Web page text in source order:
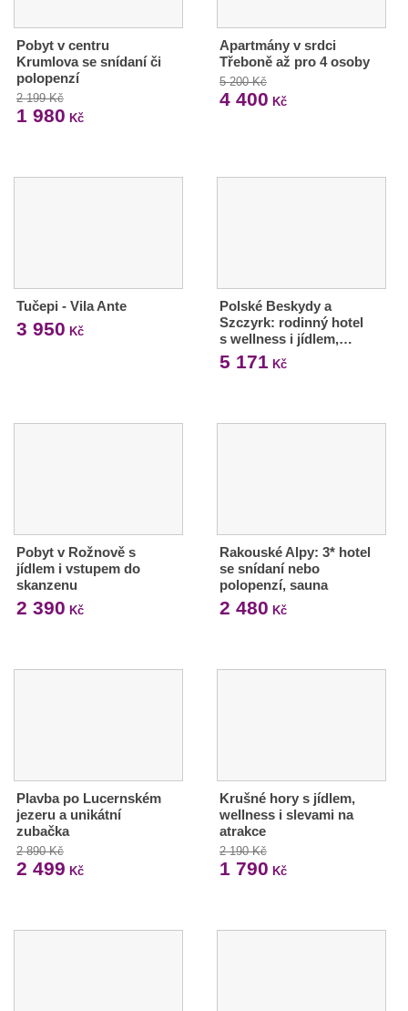
Pobyt v centru
Krumlova se snídaní či
polopenzí
2 199 Kč
1 980 Kč
Apartmány v srdci
Třeboně až pro 4 osoby
5 200 Kč
4 400 Kč
Tučepi - Vila Ante
3 950 Kč
Polské Beskydy a
Szczyrk: rodinný hotel
s wellness i jídlem,…
5 171 Kč
Pobyt v Rožnově s
jídlem i vstupem do
skanzenu
2 390 Kč
Rakouské Alpy: 3* hotel
se snídaní nebo
polopenzí, sauna
2 480 Kč
Plavba po Lucernském
jezeru a unikátní
zubačka
2 890 Kč
2 499 Kč
Krušné hory s jídlem,
wellness i slevami na
atrakce
2 190 Kč
1 790 Kč